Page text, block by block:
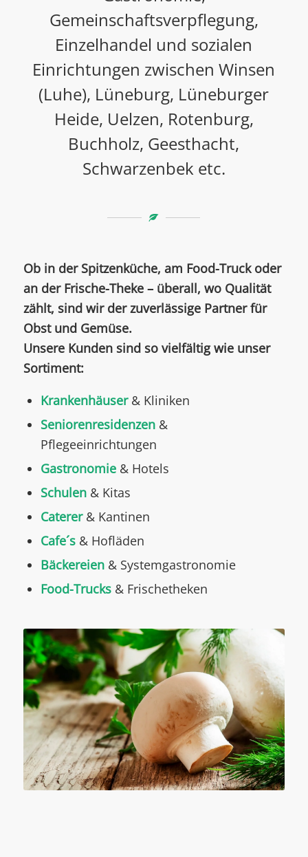
Gemeinschaftsverpflegung,
Einzelhandel und sozialen
Einrichtungen zwischen Winsen
(Luhe), Lüneburg, Lüneburger
Heide, Uelzen, Rotenburg,
Buchholz, Geesthacht,
Schwarzenbek etc.
Ob in der Spitzenküche, am Food-Truck oder
an der Frische-Theke – überall, wo Qualität
zählt, sind wir der zuverlässige Partner für
Obst und Gemüse.
Unsere Kunden sind so vielfältig wie unser
Sortiment:
Krankenhäuser& Kliniken
Seniorenresidenzen&
Pflegeeinrichtungen
Gastronomie& Hotels
Schulen& Kitas
Caterer& Kantinen
Cafe´s& Hofläden
Bäckereien& Systemgastronomie
Food-Trucks& Frischetheken